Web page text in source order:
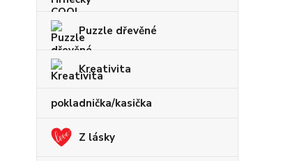
Puzzle dřevěné
Kreativita
pokladnička/kasička
Z lásky